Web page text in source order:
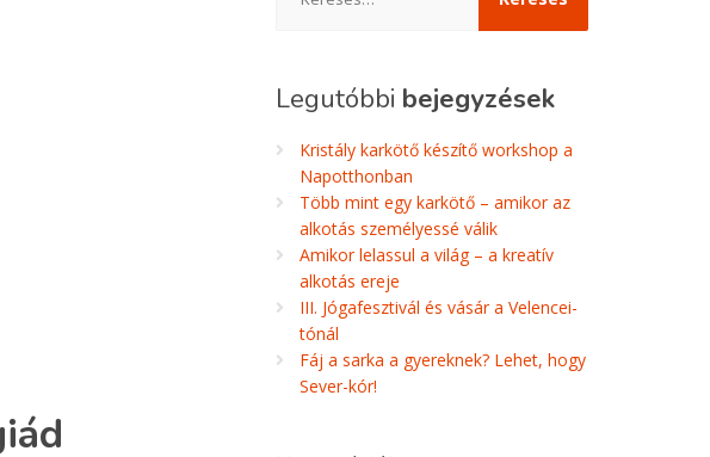
Legutóbbi bejegyzések
Kristály karkötő készítő workshop a
Napotthonban
Több mint egy karkötő – amikor az
alkotás személyessé válik
Amikor lelassul a világ – a kreatív
alkotás ereje
III. Jógafesztivál és vásár a Velencei-
tónál
Fáj a sarka a gyereknek? Lehet, hogy
Sever-kór!